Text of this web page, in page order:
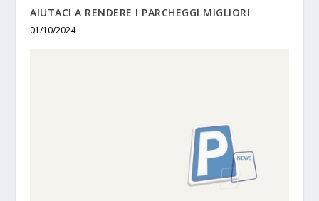
AIUTACI A RENDERE I PARCHEGGI MIGLIORI
01/10/2024